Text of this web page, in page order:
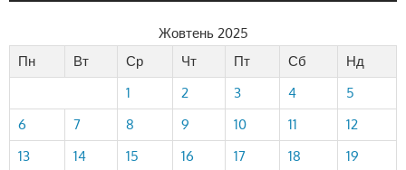
Жовтень 2025
Пн
Вт Ср Чт Пт Сб
Нд
1
2 3 4
5
6
7 8 9 10 11
12
13
14 15 16 17 18 19